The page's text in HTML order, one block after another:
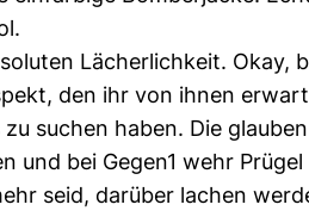
Lächerlichkeit.
den ihr von ihnen
suchen haben. Die
und bei Gegen1 wehr
seid, darüber lachen